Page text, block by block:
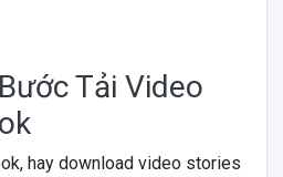
Tải Video
hay download video stories